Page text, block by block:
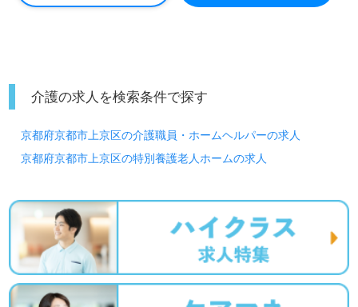
介護の求人を検索条件で探す
京都府京都市上京区の介護職員・ホームヘルパーの求人
京都府京都市上京区の特別養護老人ホームの求人